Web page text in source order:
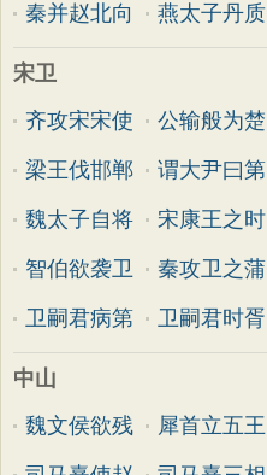
秦并赵北向 燕太子丹质
宋卫
齐攻宋宋使
公输般为楚
梁王伐邯郸 谓大尹曰第
魏太子自将 宋康王之时
智伯欲袭卫 秦攻卫之蒲
卫嗣君病第 卫嗣君时胥
中山
魏文侯欲残
犀首立五王